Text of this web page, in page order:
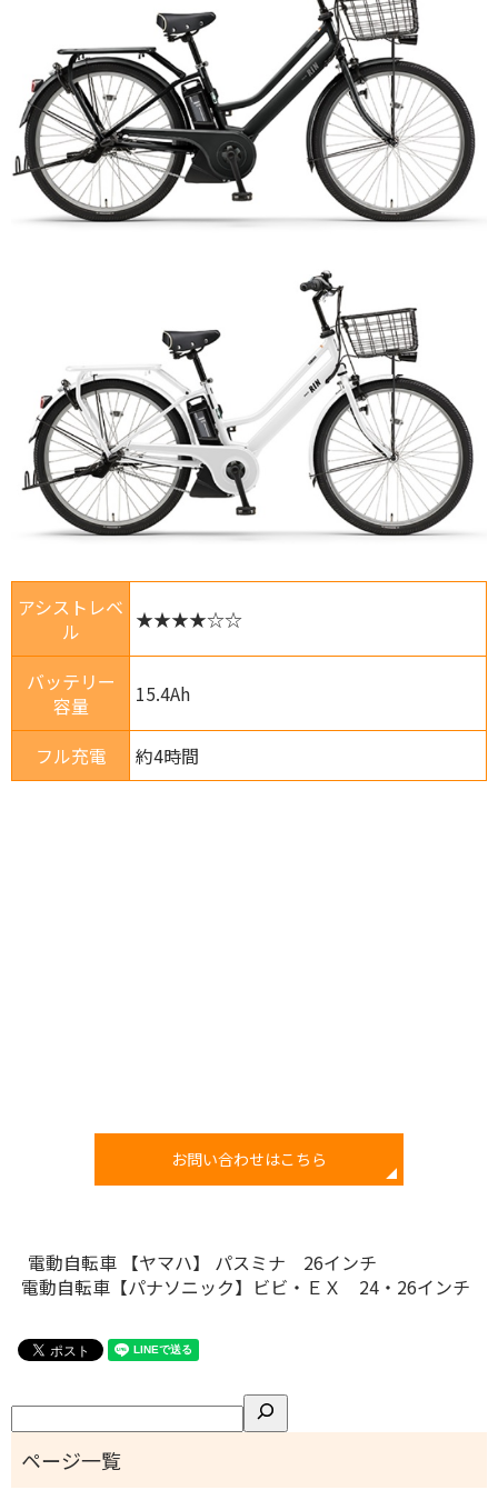
アシストレベ
ル
★★★★☆☆
バッテリー
容量
15.4Ah
フル充電 約4時間
お問い合わせはこちら
電動自転車 【ヤマハ】 パスミナ 26インチ
電動自転車【パナソニック】ビビ・ＥＸ 24・26インチ
検
索